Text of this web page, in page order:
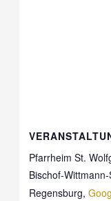
Pfarrheim St.
Bischof-
Regensburg,